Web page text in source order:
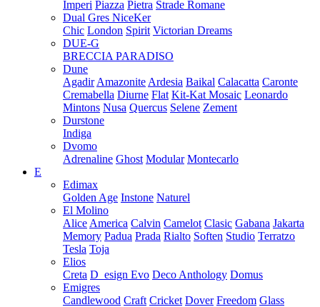
Imperi Piazza Pietra Strade Romane
Dual Gres NiceKer
Chic London Spirit Victorian Dreams
DUE-G
BRECCIA PARADISO
Dune
Agadir Amazonite Ardesia Baikal Calacatta Caronte
Cremabella Diurne Flat Kit-Kat Mosaic Leonardo
Mintons Nusa Quercus Selene Zement
Durstone
Indiga
Dvomo
Adrenaline Ghost Modular Montecarlo
E
Edimax
Golden Age Instone Naturel
El Molino
Alice America Calvin Camelot Clasic Gabana Jakarta
Memory Padua Prada Rialto Soften Studio Terratzo
Tesla Toja
Elios
Creta D_esign Evo Deco Anthology Domus
Emigres
Candlewood Craft Cricket Dover Freedom Glass